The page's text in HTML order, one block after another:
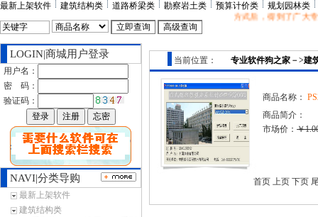
最新上架软件 建筑结构类 道路桥梁类 勘察岩土类 预算计价类
规划园林类
件狗之家在全国首家推出“先发货，使用后再付款”放心购物方式后，得到了广大
LOGIN|商城用户登录
用户名：
密 码：
验证码：
NAVI|分类导购
最新上架软件
建筑结构类
当前位置： 专业软件狗之家 －>建
商品名称：
商品简介：
市场价： ￥
首页 上页 下页